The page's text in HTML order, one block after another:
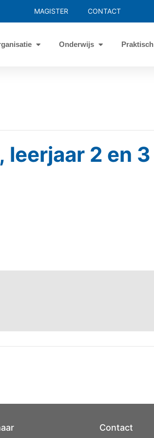
MAGISTER CONTACT
Onderwijs Praktisch
leerjaar 2 en 3
Contact